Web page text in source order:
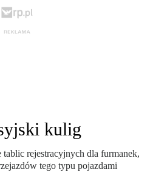
kulig
rejestracyjnych dla furmanek,
tego typu pojazdami